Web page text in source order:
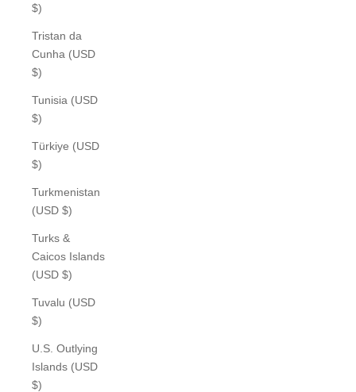
$)
Tristan da
Cunha (USD
$)
Tunisia (USD
$)
Türkiye (USD
$)
Turkmenistan
(USD $)
Turks &
Caicos Islands
(USD $)
Tuvalu (USD
$)
U.S. Outlying
Islands (USD
$)